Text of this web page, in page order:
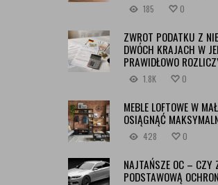
185 0
ZWROT PODATKU Z
DWÓCH KRAJACH W
PRAWIDŁOWO
1.8K 0
MEBLE LOFTOWE W
OSIĄGNĄĆ
428 0
NAJTAŃSZE OC – CZY
PODSTAWOWĄ